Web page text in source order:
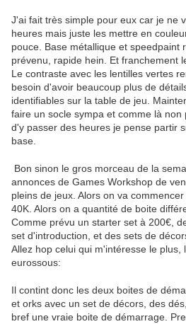
J'ai fait très simple pour eux car je ne
heures mais juste les mettre en
pouce. Base métallique et speedpaint
prévenu, rapide hein. Et franchement
Le contraste avec les lentilles vertes
besoin d'avoir beaucoup plus de
identifiables sur la table de jeu.
faire un socle sympa et comme là
d'y passer des heures je pense partir
base.
Bon sinon le gros morceau de la
annonces de Games Workshop de
pleins de jeux. Alors on va
40K. Alors on a quantité de boite
Comme prévu un starter set à 200€,
set d'introduction, et des sets de
Allez hop celui qui m'intéresse le plus,
eurossous:
Il contint donc les deux boites de
et orks avec un set de décors, des
bref une vraie boite de démarrage.